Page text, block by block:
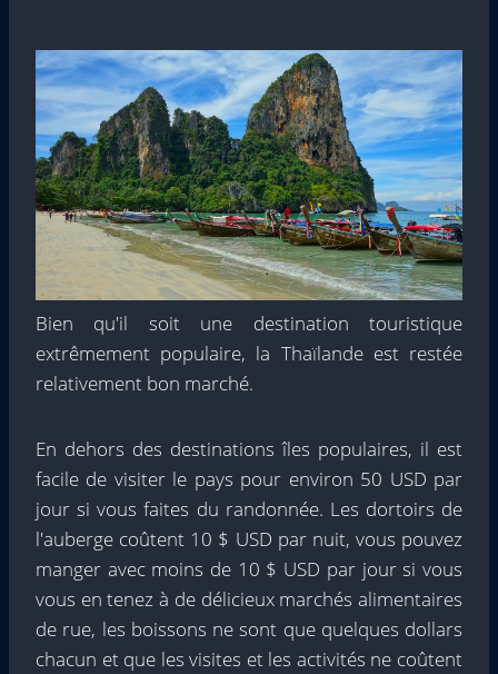
Bien qu'il soit une destination touristique
extrêmement populaire, la Thaïlande est restée
relativement bon marché.
En dehors des destinations îles populaires, il est
facile de visiter le pays pour environ 50 USD par
jour si vous faites du randonnée. Les dortoirs de
l'auberge coûtent 10 $ USD par nuit, vous pouvez
manger avec moins de 10 $ USD par jour si vous
vous en tenez à de délicieux marchés alimentaires
de rue, les boissons ne sont que quelques dollars
chacun et que les visites et les activités ne coûtent